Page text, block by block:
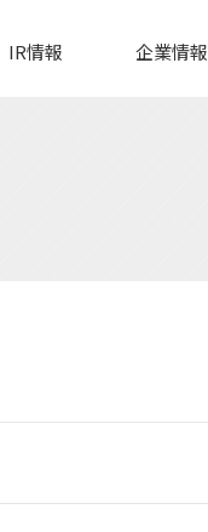
IR情報 企業情報